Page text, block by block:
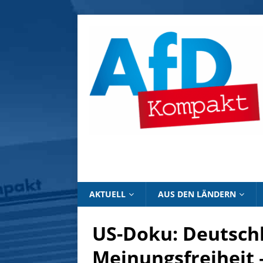
AKTUELL AUS DEN LÄNDERN
US-Doku:
Meinungsfreiheit